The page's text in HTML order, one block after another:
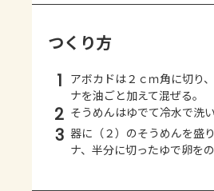
つくり方
1 アボカドは２ｃｍ角に切り
ナを油ごと加えて混ぜる。
2 そうめんはゆでて冷水で洗
3 器に（２）のそうめんを盛
ナ、半分に切ったゆで卵をの